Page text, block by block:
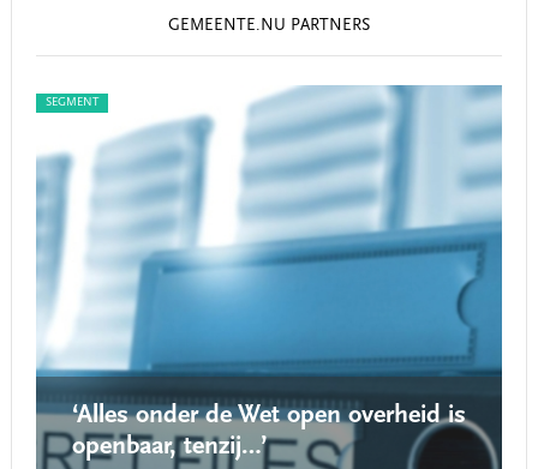
GEMEENTE.NU PARTNERS
SEGMENT
‘Alles onder de Wet open overheid is
openbaar, tenzij…’